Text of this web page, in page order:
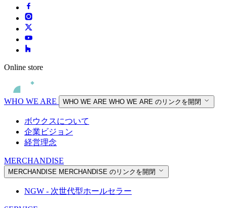
Online store
WHO WE ARE WHO WE ARE WHO WE ARE のリンクを開閉
ボウクスについて
企業ビジョン
経営理念
MERCHANDISE
MERCHANDISE MERCHANDISE のリンクを開閉
NGW - 次世代型ホールセラー